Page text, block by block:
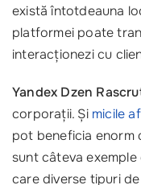
există întotdeauna
platformei poate
interacționezi cu
Yandex Dzen
corporații. Și micile
pot beneficia enorm
sunt câteva
care diverse tipuri